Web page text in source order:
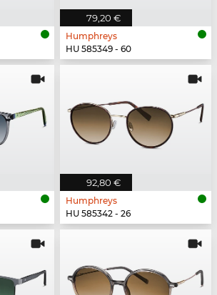
79,20 €
Humphreys
HU 585349 - 60
92,80 €
Humphreys
HU 585342 - 26